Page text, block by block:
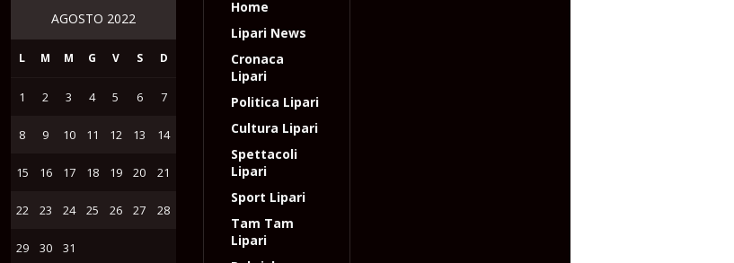
AGOSTO 2022
L M M G V S D
1 2 3 4 5 6 7
8 9 10 11 12 13 14
15 16 17 18 19 20 21
22 23 24 25 26 27 28
29 30 31
Home
Lipari News
Cronaca
Lipari
Politica Lipari
Cultura Lipari
Spettacoli
Lipari
Sport Lipari
Tam Tam
Lipari